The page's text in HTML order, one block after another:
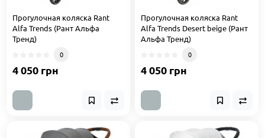
Прогулочная коляска Rant
Alfa Trends (Рант Альфа
Тренд)
0
4 050 грн
Прогулочная коляска Rant
Alfa Trends Desert beige (Рант
Альфа Тренд)
0
4 050 грн